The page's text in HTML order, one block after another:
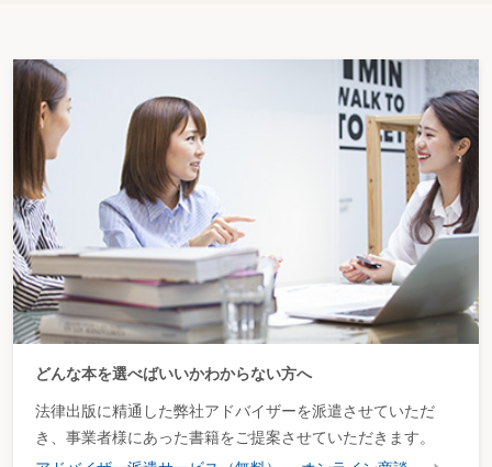
どんな本を選べばいいかわからない方へ
法律出版に精通した弊社アドバイザーを派遣させていただ
き、事業者様にあった書籍をご提案させていただきます。